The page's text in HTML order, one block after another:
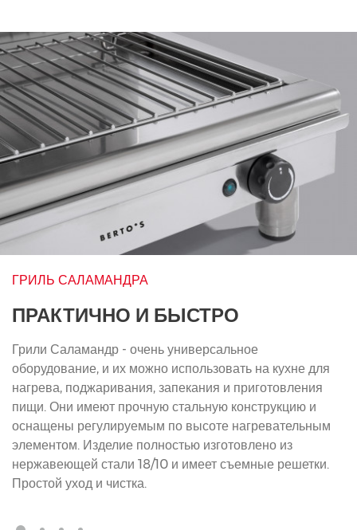
ГРИЛЬ САЛАМАНДРА
ПРАКТИЧНО И БЫСТРО
Грили Саламандр - очень универсальное
оборудование, и их можно использовать на кухне для
нагрева, поджаривания, запекания и приготовления
пищи. Они имеют прочную стальную конструкцию и
оснащены регулируемым по высоте нагревательным
элементом. Изделие полностью изготовлено из
нержавеющей стали 18/10 и имеет съемные решетки.
Простой уход и чистка.